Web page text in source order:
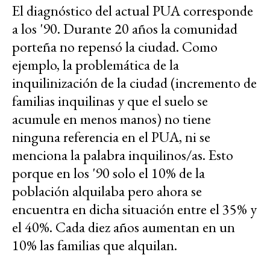
El diagnóstico del actual PUA corresponde
a los '90. Durante 20 años la comunidad
porteña no repensó la ciudad. Como
ejemplo, la problemática de la
inquilinización de la ciudad (incremento de
familias inquilinas y que el suelo se
acumule en menos manos) no tiene
ninguna referencia en el PUA, ni se
menciona la palabra inquilinos/as. Esto
porque en los '90 solo el 10% de la
población alquilaba pero ahora se
encuentra en dicha situación entre el 35% y
el 40%. Cada diez años aumentan en un
10% las familias que alquilan.